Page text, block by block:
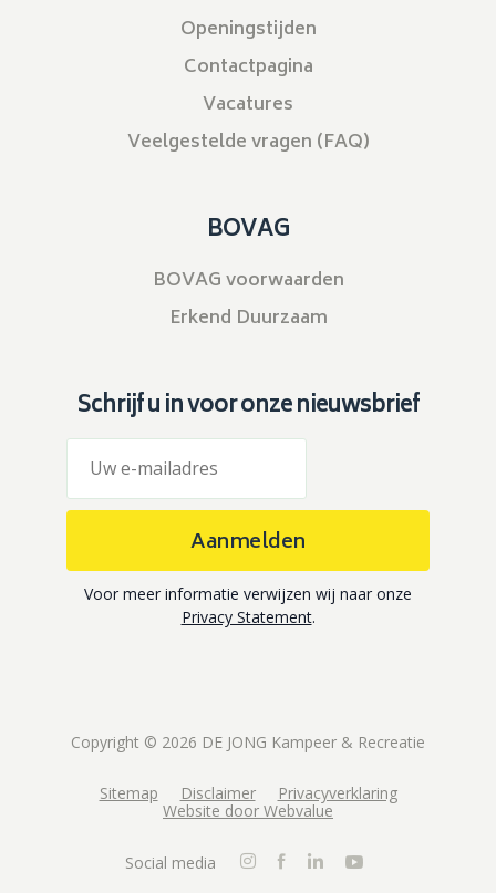
Openingstijden
Contactpagina
Vacatures
Veelgestelde vragen (FAQ)
BOVAG
BOVAG voorwaarden
Erkend Duurzaam
Schrijf u in voor onze nieuwsbrief
Aanmelden
Voor meer informatie verwijzen wij naar onze
Privacy Statement.
Copyright © 2026 DE JONG Kampeer & Recreatie
Sitemap Disclaimer
Privacyverklaring
Website door Webvalue
Social media